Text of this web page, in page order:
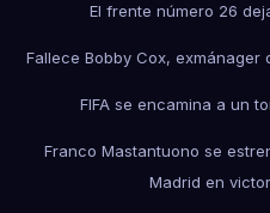
El frente número 26
Fallece Bobby Cox, exmánager
FIFA se encamina a un
Franco Mastantuono se
Madrid en